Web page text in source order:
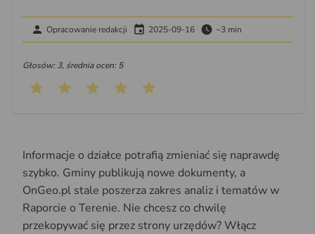
Opracowanie redakcji 2025-09-16 ~3 min
Głosów: 3, średnia ocen: 5
Informacje o działce potrafią zmieniać się naprawdę
szybko. Gminy publikują nowe dokumenty, a
OnGeo.pl stale poszerza zakres analiz i tematów w
Raporcie o Terenie. Nie chcesz co chwilę
przekopywać się przez strony urzędów? Włącz